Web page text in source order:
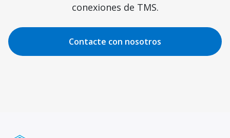
conexiones de TMS.
Contacte con nosotros